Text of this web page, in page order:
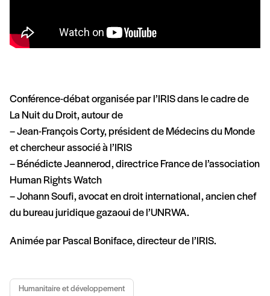
Conférence-débat organisée par l’IRIS dans le cadre de
La Nuit du Droit, autour de
– Jean-François Corty, président de Médecins du Monde
et chercheur associé à l’IRIS
– Bénédicte Jeannerod, directrice France de l’association
Human Rights Watch
– Johann Soufi, avocat en droit international, ancien chef
du bureau juridique gazaoui de l’UNRWA.
Animée par Pascal Boniface, directeur de l’IRIS.
Humanitaire et développement